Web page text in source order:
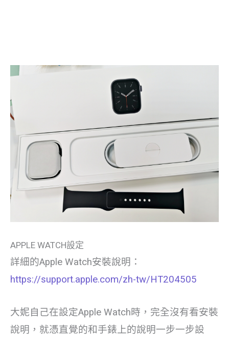
APPLE WATCH設定
詳細的Apple Watch安裝說明：
https://support.apple.com/zh-tw/HT204505
大妮自己在設定Apple Watch時，完全沒有看安裝
說明，就憑直覺的和手錶上的說明一步一步設